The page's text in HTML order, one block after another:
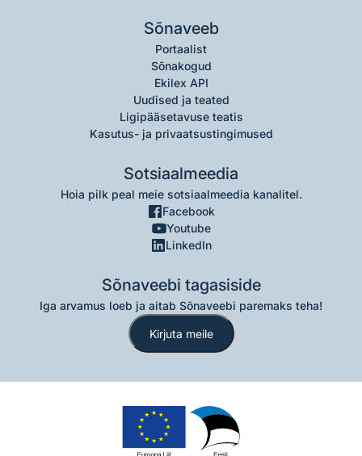
Sõnaveeb
Portaalist
Sõnakogud
Ekilex API
Uudised ja teated
Ligipääsetavuse teatis
Kasutus- ja privaatsustingimused
Sotsiaalmeedia
Hoia pilk peal meie sotsiaalmeedia kanalitel.
Facebook
Youtube
LinkedIn
Sõnaveebi tagasiside
Iga arvamus loeb ja aitab Sõnaveebi paremaks teha!
Kirjuta meile